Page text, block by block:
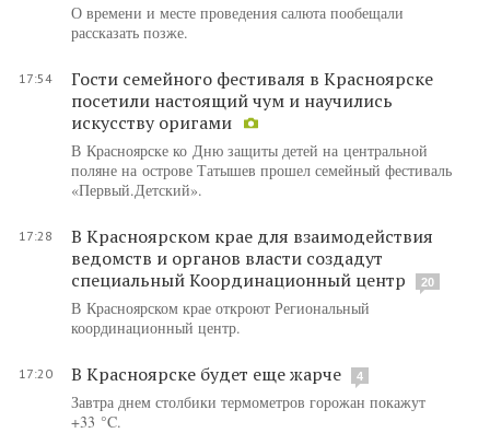
О времени и месте проведения салюта пообещали
рассказать позже.
17:54
Гости семейного фестиваля в Красноярске
посетили настоящий чум и научились
искусству оригами
В Красноярске ко Дню защиты детей на центральной
поляне на острове Татышев прошел семейный фестиваль
«Первый.Детский».
17:28
В Красноярском крае для взаимодействия
ведомств и органов власти создадут
специальный Координационный центр
20
В Красноярском крае откроют Региональный
координационный центр.
17:20 В Красноярске будет еще жарче 4
Завтра днем столбики термометров горожан покажут
+33 °C.